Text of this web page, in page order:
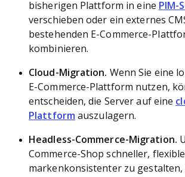
bisherigen Plattform in eine PIM-
verschieben oder ein externes
bestehenden E-Commerce-
kombinieren.
Cloud-Migration. Wenn Sie eine
E-Commerce-Plattform nutzen,
entscheiden, die Server auf eine
Plattformauszulagern.
Headless-Commerce-Migration.
Commerce-Shop schneller,
markenkonsistenter zu gestalten,